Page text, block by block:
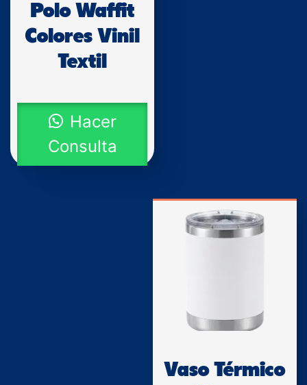
Polo Waffit
Colores Vinil
Textil
Hacer
Consulta
Vaso Térmico